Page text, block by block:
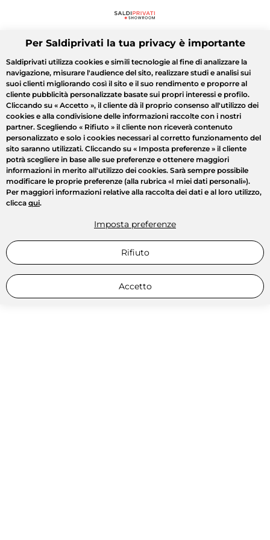
Per Saldiprivati la tua privacy è importante
Saldiprivati utilizza cookies e simili tecnologie al fine di analizzare la
navigazione, misurare l'audience del sito, realizzare studi e analisi sui
suoi clienti migliorando così il sito e il suo rendimento e proporre al
cliente pubblicità personalizzate basate sui propri interessi e profilo.
Cliccando su « Accetto », il cliente dà il proprio consenso all'utilizzo dei
cookies e alla condivisione delle informazioni raccolte con i nostri
partner. Scegliendo « Rifiuto » il cliente non riceverà contenuto
personalizzato e solo i cookies necessari al corretto funzionamento del
sito saranno utilizzati. Cliccando su « Imposta preferenze » il cliente
potrà scegliere in base alle sue preferenze e ottenere maggiori
informazioni in merito all'utilizzo dei cookies. Sarà sempre possibile
modificare le proprie preferenze (alla rubrica «I miei dati personali»).
Per maggiori informazioni relative alla raccolta dei dati e al loro utilizzo,
clicca qui.
Imposta preferenze
Rifiuto
Accetto